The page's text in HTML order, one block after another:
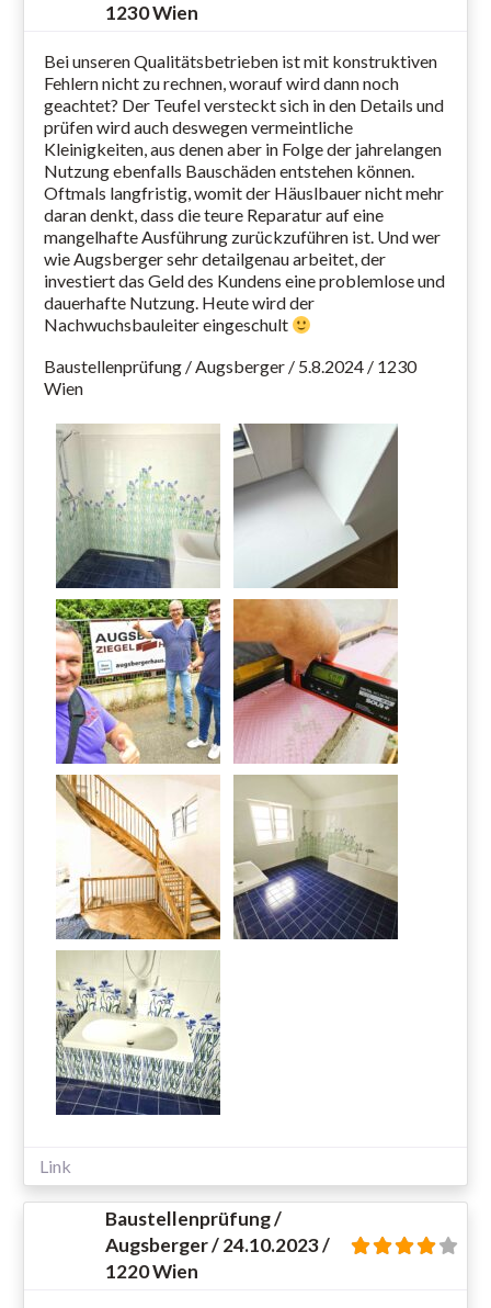
1230 Wien
Bei unseren Qualitätsbetrieben ist mit konstruktiven
Fehlern nicht zu rechnen, worauf wird dann noch
geachtet? Der Teufel versteckt sich in den Details und
prüfen wird auch deswegen vermeintliche
Kleinigkeiten, aus denen aber in Folge der jahrelangen
Nutzung ebenfalls Bauschäden entstehen können.
Oftmals langfristig, womit der Häuslbauer nicht mehr
daran denkt, dass die teure Reparatur auf eine
mangelhafte Ausführung zurückzuführen ist. Und wer
wie Augsberger sehr detailgenau arbeitet, der
investiert das Geld des Kundens eine problemlose und
dauerhafte Nutzung. Heute wird der
Nachwuchsbauleiter eingeschult
Baustellenprüfung / Augsberger / 5.8.2024 / 1230
Wien
Link
Baustellenprüfung /
Augsberger / 24.10.2023 /
1220 Wien